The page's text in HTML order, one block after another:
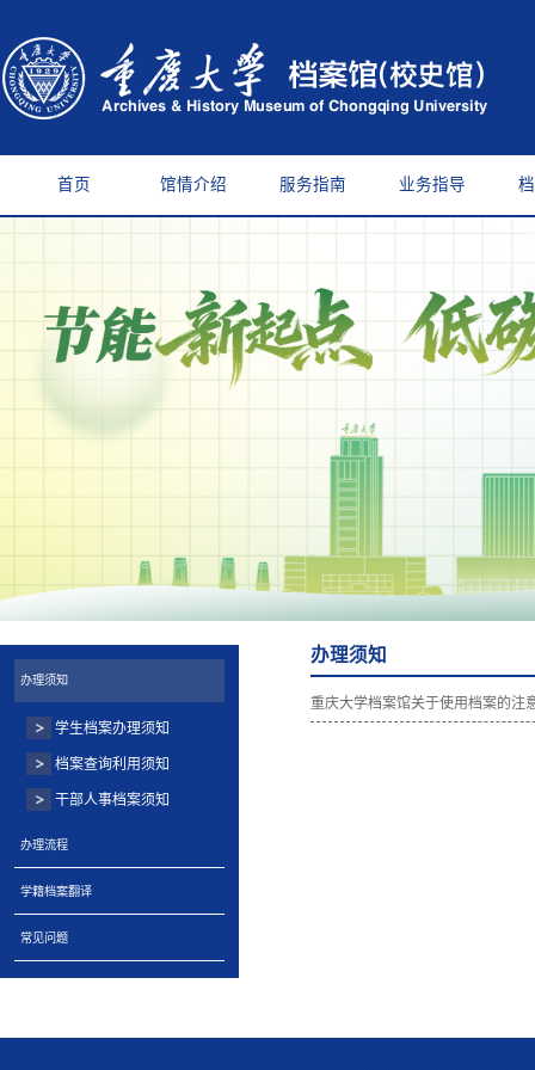
首页 馆情介绍 服务指南 业务指导
办理须知
学生档案办理须知
档案查询利用须知
干部人事档案须知
办理流程
学籍档案翻译
常见问题
办理须知
重庆大学档案馆关于使用档案的注